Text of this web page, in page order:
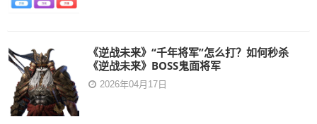
《逆战未来》“千年将军”怎么打？如何秒杀
《逆战未来》BOSS鬼面将军
2026年04月17日